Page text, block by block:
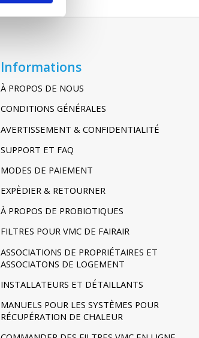
Informations
À PROPOS DE NOUS
CONDITIONS GÉNÉRALES
AVERTISSEMENT & CONFIDENTIALITÉ
SUPPORT ET FAQ
MODES DE PAIEMENT
EXPÈDIER & RETOURNER
À PROPOS DE PROBIOTIQUES
FILTRES POUR VMC DE FAIRAIR
ASSOCIATIONS DE PROPRIÉTAIRES ET
ASSOCIATONS DE LOGEMENT
INSTALLATEURS ET DÉTAILLANTS
MANUELS POUR LES SYSTÈMES POUR
RÉCUPÉRATION DE CHALEUR